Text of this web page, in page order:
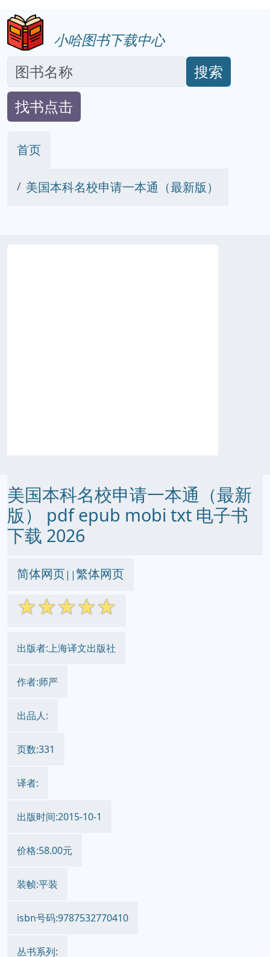
小哈图书下载中心
搜索
找书点击
首页
美国本科名校申请一本通（最新版）
美国本科名校申请一本通（最新
版） pdf epub mobi txt 电子书
下载 2026
简体网页||繁体网页
☆☆☆☆☆
出版者:上海译文出版社
作者:师严
出品人:
页数:331
译者:
出版时间:2015-10-1
价格:58.00元
装帧:平装
isbn号码:9787532770410
丛书系列: